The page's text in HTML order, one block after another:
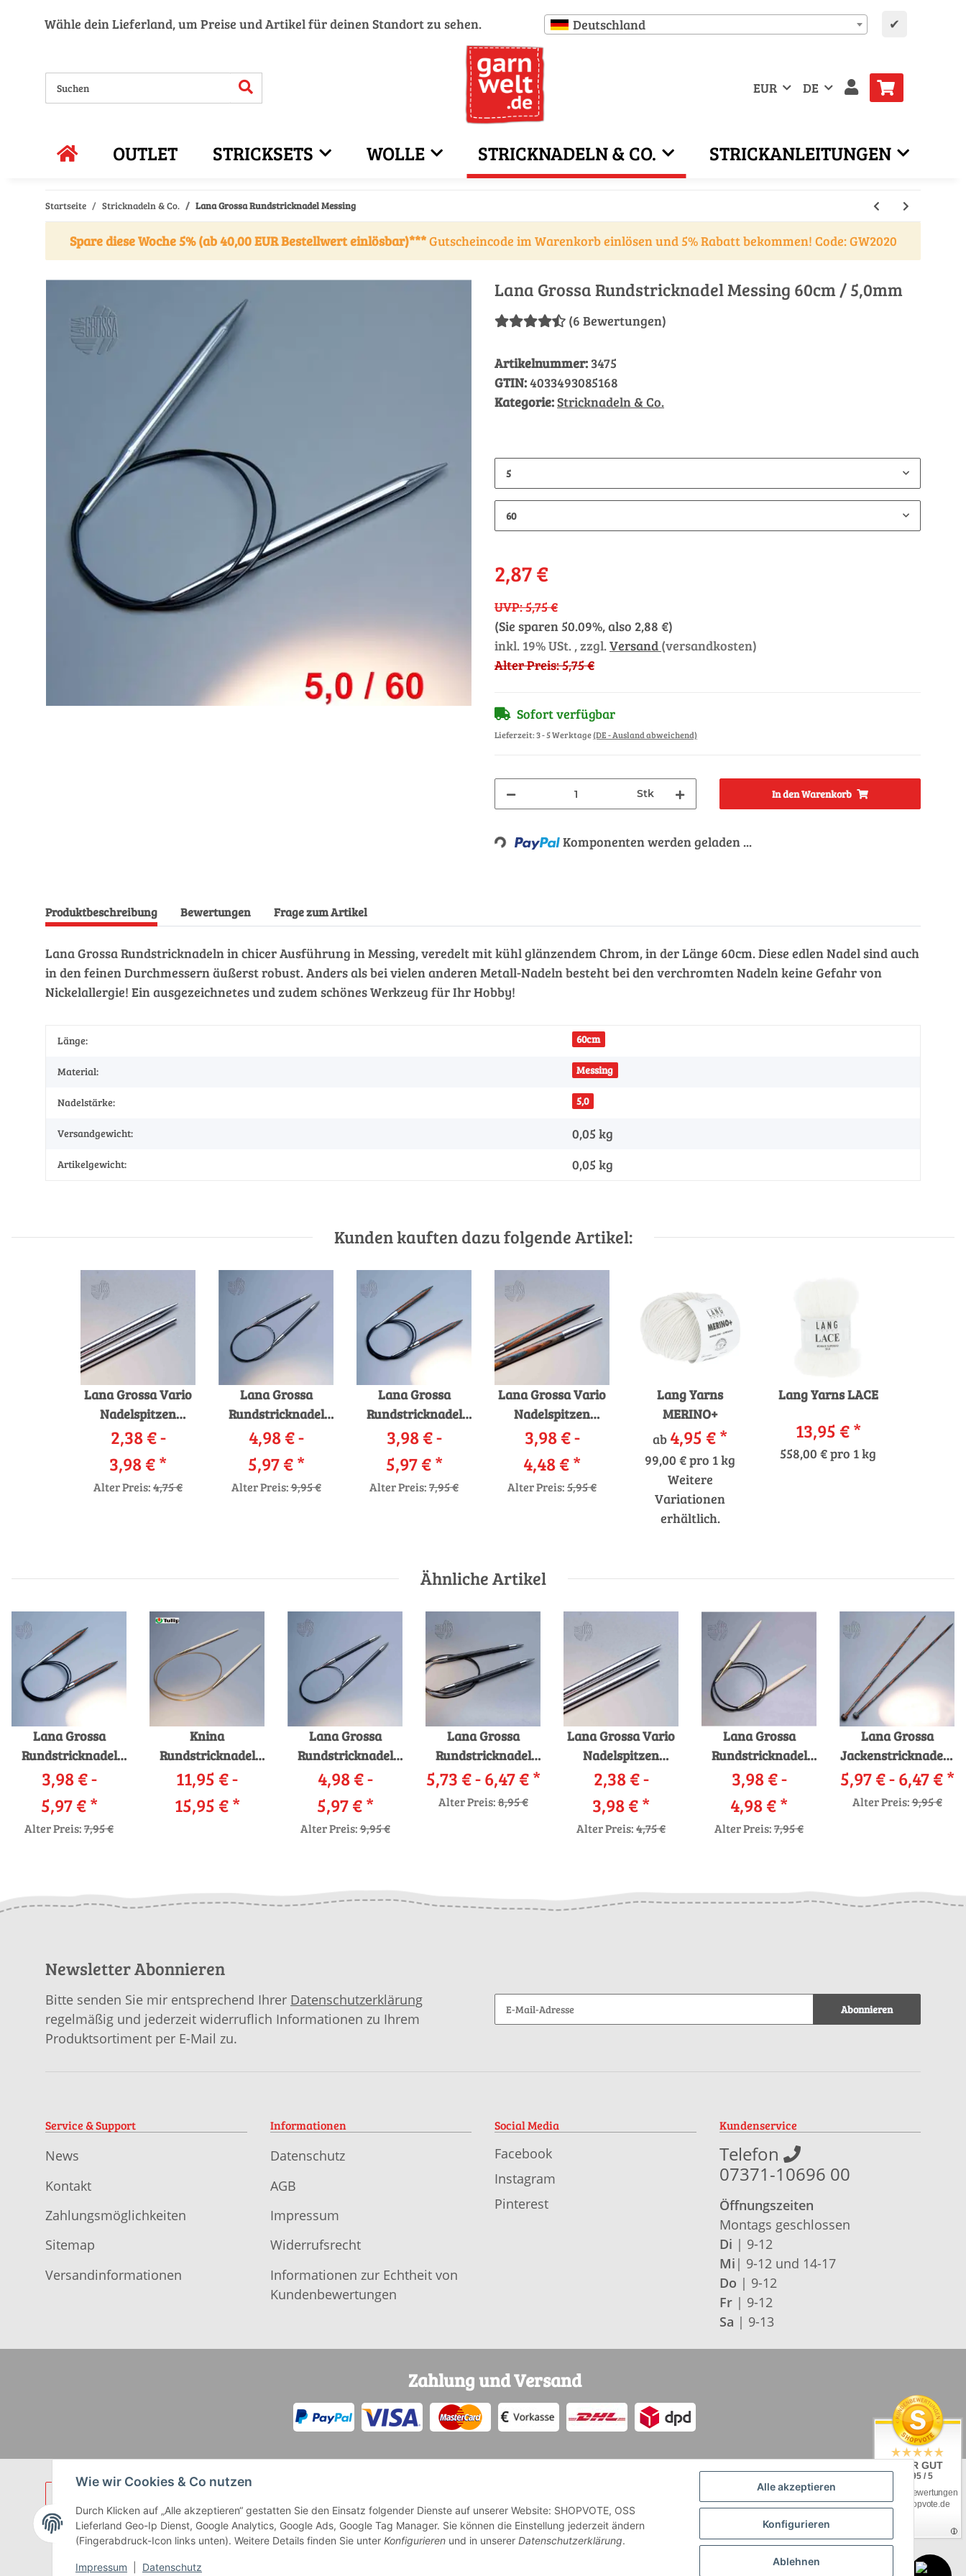
Wähle dein Lieferland, um Preise und Artikel für deinen Standort zu sehen. Deutschland ✔
EUR DE
OUTLET STRICKSETS WOLLE STRICKNADELN & CO. STRICKANLEITUNGEN
Startseite Stricknadeln & Co. Lana Grossa Rundstricknadel Messing
Spare diese Woche 5% (ab 40,00 EUR Bestellwert einlösbar)***Gutscheincode im Warenkorb einlösen und 5% Rabatt bekommen! Code: GW2020
Lana Grossa Rundstricknadel Messing 60cm / 5,0mm
(6 Bewertungen)
Artikelnummer: 3475
GTIN:4033493085168
Kategorie:Stricknadeln & Co.
5
60
2,87 €
UVP:5,75 €
(Sie sparen50.09%, also 2,88 €)
inkl. 19% USt. , zzgl.Versand (versandkosten)
Alter Preis: 5,75 €
Sofort verfügbar
Lieferzeit:3 - 5 Werktage(DE - Ausland abweichend)
Stk In den Warenkorb
Loading... Komponenten werden geladen ...
Produktbeschreibung Bewertungen Frage zum Artikel
Lana Grossa Rundstricknadeln in chicer Ausführung in Messing, veredelt mit kühl glänzendem Chrom, in der Länge 60cm. Diese edlen Nadel sind auch
in den feinen Durchmessern äußerst robust. Anders als bei vielen anderen Metall-Nadeln besteht bei den verchromten Nadeln keine Gefahr von
Nickelallergie! Ein ausgezeichnetes und zudem schönes Werkzeug für Ihr Hobby!
Länge: 60cm
Material: Messing
Nadelstärke: 5,0
Versandgewicht: 0,05 kg
Artikelgewicht: 0,05 kg
Kunden kauften dazu folgende Artikel:
Lana Grossa Vario
Nadelspitzen
Messing
2,38 € -
3,98 €*
Alter Preis:4,75 €
Lana Grossa
Rundstricknadel
Karbon
4,98 € -
5,97 €*
Alter Preis:9,95 €
Lana Grossa
Rundstricknadel
Design-Holz
3,98 € -
5,97 €*
Alter Preis:7,95 €
Lana Grossa Vario
Nadelspitzen
Design-Holz
3,98 € -
4,48 €*
Alter Preis:5,95 €
Lang Yarns
MERINO+
ab 4,95 €*
99,00 € pro 1 kg
Weitere
Variationen
erhältlich.
Lang Yarns LACE
13,95 €*
558,00 € pro 1 kg
Ähnliche Artikel
Lana Grossa
Rundstricknadel
Design-Holz
3,98 € -
5,97 €*
Alter Preis:7,95 €
Knina
Rundstricknadel
Bambus
11,95 € -
15,95 €*
Lana Grossa
Rundstricknadel
Karbon
4,98 € -
5,97 €*
Alter Preis:9,95 €
Lana Grossa
Rundstricknadel
Design-Holz lala
Berlin
5,73 € -6,47 €*
Alter Preis:8,95 €
Lana Grossa Vario
Nadelspitzen
Messing
2,38 € -
3,98 €*
Alter Preis:4,75 €
Lana Grossa
Rundstricknadel
Bambus
3,98 € -
4,98 €*
Alter Preis:7,95 €
Lana Grossa
Jackenstricknadeln
Design-Holz 35cm
5,97 € -6,47 €*
Alter Preis:9,95 €
Newsletter Abonnieren
Bitte senden Sie mir entsprechend Ihrer Datenschutzerklärung
regelmäßig und jederzeit widerruflich Informationen zu Ihrem
Produktsortiment per E-Mail zu.
Abonnieren
Service & Support
News
Kontakt
Zahlungsmöglichkeiten
Sitemap
Versandinformationen
Informationen
Datenschutz
AGB
Impressum
Widerrufsrecht
Informationen zur Echtheit von
Kundenbewertungen
Social Media
Facebook
Instagram
Pinterest
Kundenservice
Telefon
07371-10696 00
Öffnungszeiten
Montags geschlossen
Di | 9-12
Mi | 9-12 und 14-17
Do | 9-12
Fr| 9-12
Sa | 9-13
Zahlung und Versand
* Alle Preise inkl. gesetzlicher USt., zzgl.Versand
Versandkostenübersicht
Wie wir Cookies & Co nutzen
Durch Klicken auf „Alle akzeptieren“ gestatten Sie den Einsatz folgender Dienste auf unserer Website: SHOPVOTE, OSS
Lieferland Geo-Ip Dienst, Google Analytics, Google Ads, Google Tag Manager. Sie können die Einstellung jederzeit ändern
(Fingerabdruck-Icon links unten). Weitere Details finden Sie unter Konfigurieren und in unserer Datenschutzerklärung.
Impressum Datenschutz
Alle akzeptieren
Konfigurieren
Ablehnen
SEHR GUT
4.95 / 5
aus 92 Bewertungen
bei: shopvote.de